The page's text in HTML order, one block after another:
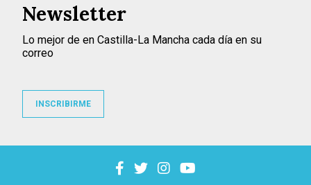
Newsletter
Lo mejor de en Castilla-La Mancha cada día en su
correo
INSCRIBIRME